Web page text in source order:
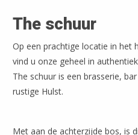
The schuur
Op een prachtige locatie in het
vind u onze geheel in
The schuur is een brasserie,
rustige Hulst.
Met aan de achterzijde bos, is